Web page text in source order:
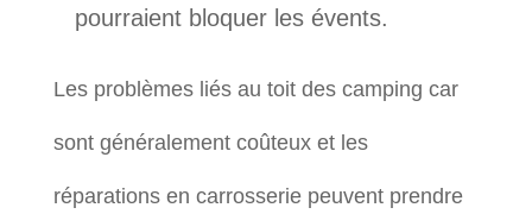
pourraient bloquer les évents.
Les problèmes liés au toit des camping car
sont généralement coûteux et les
réparations en carrosserie peuvent prendre